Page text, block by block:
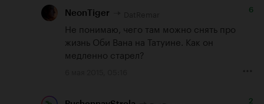
NeonTiger 6
Не понимаю, чего там можно снять про
жизнь Оби Вана на Татуине. Как он
медленно старел?
2